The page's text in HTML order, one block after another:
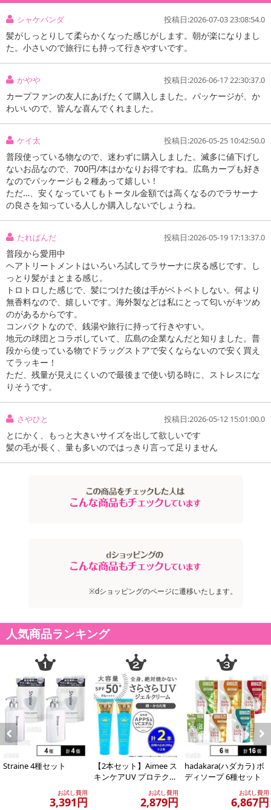
注意事項
お申込みの際は 「商品情報」に記載されている「注意事項」を
必ずご確認ください。
【キャンセルについて】
記載されている内容を必ずご確認いただき、お届けする商品セット
にご納得いただきましたうえでお申し込みください。
また、[新たな加工食品の原料原産地表示制度]の経過措置期間の終
了により、商品詳細内に記載の原産国・原材料の表記が旧表記の場
【お支払いについて】
※送料はお試し費用に含まれております。
※お支払い方法は、電話料金合算払い、クレジットカード、dポイン
トの利用となります。
【発送・お届け・商品について】
※お申込み頂きました商品の同梱、お届けの日時指定はいたしかね
ます。
※会員様のご都合でお受取りいただけない場合、商品の再発送や返
また、お届け日時のご指定は、お受けできません。宅配業者からの
シャケパンダ 投稿日:2026-07-03 23:08:54.0
髪がしっとりして柔らかくなった感じがします。朝が楽になりまし
た。小さいので旅行にも持って行きやすいです。
かやや 投稿日:2026-06-17 22:30:37.0
カープファンの友人にあげたくて購入しました。パッケージが、か
わいいので、皆んな喜んでくれました。
ケイ太 投稿日:2026-05-25 10:42:50.0
普段使っている物なので、迷わずに購入しました。滅多に値下げし
ないお品なので、700円/本はかなりお得ですね。広島カープも好き
なのでパッケージも２種あって嬉しい！
ただ…、安くなっていてもトータル金額では高くなるのでラサーナ
の良さを知っている人しか購入しないでしょうね。
たれぱんだ 投稿日:2026-05-19 17:13:37.0
普段から愛用中
ヘアトリートメントはいろいろ試してラサーナに戻る感じです。し
っとり髪がまとまる感じ。
トロトロした感じで、髪につけた後は手がベトベトしない。何より
無香料なので、嬉しいです。海外製などは私にとって匂いがキツめ
のがあるからです。
コンパクトなので、銭湯や旅行に持って行きやすい。
地元の球団とコラボしていて、広島の企業なんだと知りました。普
段から使っている物でドラッグストアで安くならないので安く買え
てラッキー！
ただ、残量が見えにくいので最後まで使い切る時に、ストレスにな
りそうです。
さやひと 投稿日:2026-05-12 15:01:00.0
とにかく、もっと大きいサイズを出して欲しいです
髪の毛が長く、量も多いのではっきり言って足りません
※dショッピングのページに遷移いたします。
人気商品ランキング
Previous
Straine 4種セット
お試し費用
3,391円
【2本セット】Aimee ス
キンケアUV プロテクタ
ー SPF50+ PA+++...お試し費用
2,879円
hadakara(ハダカラ) ボ
ディソープ 6種セット
お試し費用
6,867円
Next